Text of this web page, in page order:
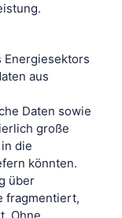
Energiesektors
aus
Daten sowie
große
die
könnten.
über
fragmentiert,
Ohne